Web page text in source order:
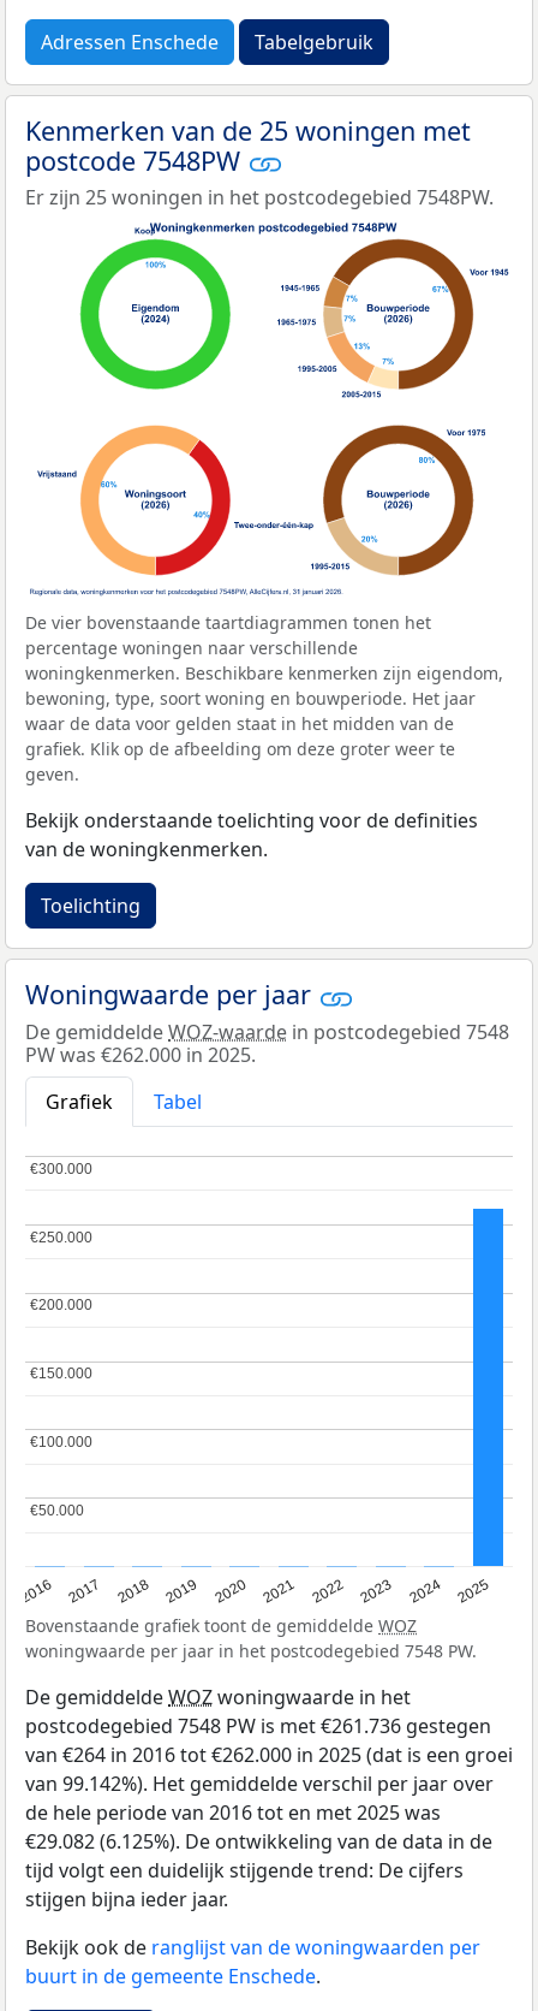
Adressen Enschede Tabelgebruik
Kenmerken van de 25 woningen met
postcode 7548PW
Er zijn 25 woningen in het postcodegebied 7548PW.
De vier bovenstaande taartdiagrammen tonen het
percentage woningen naar verschillende
woningkenmerken. Beschikbare kenmerken zijn eigendom,
bewoning, type, soort woning en bouwperiode. Het jaar
waar de data voor gelden staat in het midden van de
grafiek. Klik op de afbeelding om deze groter weer te
geven.
Bekijk onderstaande toelichting voor de definities
van de woningkenmerken.
Toelichting
Woningwaarde per jaar
De gemiddeldeWOZ-waarde in postcodegebied 7548
PW was €262.000 in 2025.
Grafiek
Tabel
2016 2017 2018 2019 2020 2021 2022 2023 2024 2025
€50.000
€50.000
€100.000
€100.000
€150.000
€150.000
€200.000
€200.000
€250.000
€250.000
€300.000
€300.000
Bovenstaande grafiek toont de gemiddelde WOZ
woningwaarde per jaar in het postcodegebied 7548 PW.
De gemiddeldeWOZwoningwaarde in het
postcodegebied 7548 PW is met €261.736 gestegen
van €264 in 2016 tot €262.000 in 2025 (dat is een groei
van 99.142%). Het gemiddelde verschil per jaar over
de hele periode van 2016 tot en met 2025 was
€29.082 (6.125%). De ontwikkeling van de data in de
tijd volgt een duidelijk stijgende trend: De cijfers
stijgen bijna ieder jaar.
Bekijk ook de ranglijst van de woningwaarden per
buurt in de gemeente Enschede.